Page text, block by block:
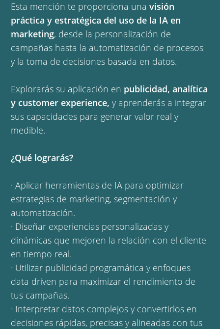
Esta mención te proporciona unavisión
práctica y estratégica del uso de la IA en
marketing, desde la personalización de
campañas hasta la automatización de procesos
y la toma de decisiones basada en datos.
Explorarás su aplicación en publicidad, analítica
y customer experience, y aprenderás a integrar
sus capacidades para generar valor real y
medible.
¿Qué lograrás?
· Aplicar herramientas de IA para optimizar
estrategias de marketing, segmentación y
automatización.
· Diseñar experiencias personalizadas y
dinámicas que mejoren la relación con el cliente
en tiempo real.
· Utilizar publicidad programática y enfoques
data driven para maximizar el rendimiento de
tus campañas.
· Interpretar datos complejos y convertirlos en
decisiones rápidas, precisas y alineadas con tus